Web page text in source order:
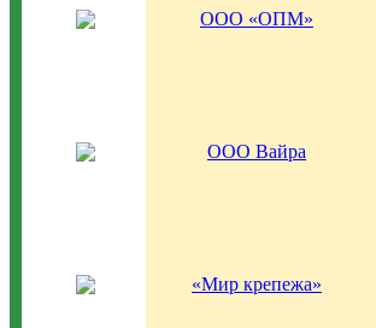
ООО «ОПМ»
ООО Вайра
«Мир крепежа»